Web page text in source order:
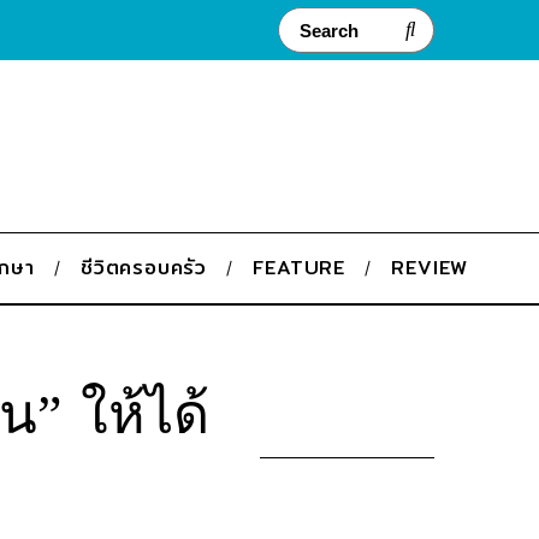
ษา ชีวิตครอบครัว FEATURE REVIEW
” ให้ได้